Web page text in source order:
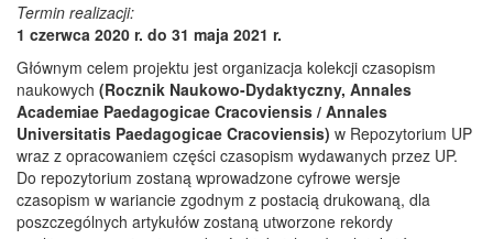
Termin realizacji:
1 czerwca 2020 r. do 31 maja 2021 r.
Głównym celem projektu jest organizacja kolekcji czasopism
naukowych (Rocznik Naukowo-Dydaktyczny, Annales
Academiae Paedagogicae Cracoviensis / Annales
Universitatis Paedagogicae Cracoviensis) w Repozytorium UP
wraz z opracowaniem części czasopism wydawanych przez UP.
Do repozytorium zostaną wprowadzone cyfrowe wersje
czasopism w wariancie zgodnym z postacią drukowaną, dla
poszczególnych artykułów zostaną utworzone rekordy